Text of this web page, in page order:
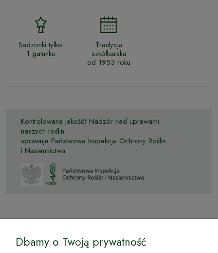
Sadzonki tylko
1 gatunku
Tradycja
szkółkarska
od 1953 roku
Kontrolowana jakość! Nadzór nad uprawami
naszych roślin
sprawuje Państwowa Inspekcja Ochrony Roślin
i Nasiennictwa
Dbamy o Twoją prywatność